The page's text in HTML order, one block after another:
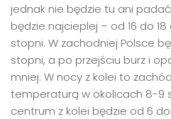
jednak nie będzie tu ani
będzie najcieplej – od 16 do
stopni. W zachodniej Polsce
stopni, a po przejściu burz i
mniej. W nocy z kolei to
temperaturą w okolicach 8-9
centrum z kolei będzie od 6